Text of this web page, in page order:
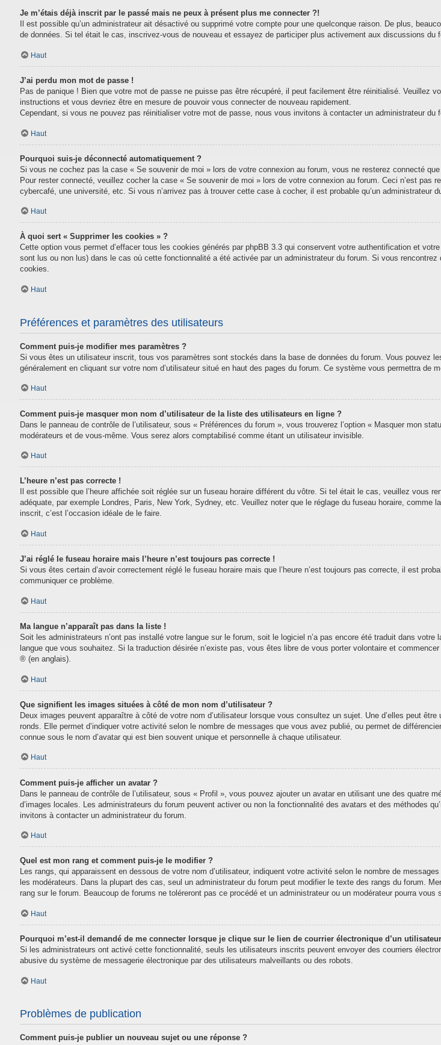
Je m’étais déjà inscrit par le passé mais ne peux à présent plus me connecter ?!
Il est possible qu’un administrateur ait désactivé ou supprimé votre compte pour une quelconque raison. De plus,
de données. Si tel était le cas, inscrivez-vous de nouveau et essayez de participer plus activement aux discussions du
Haut
J’ai perdu mon mot de passe !
Pas de panique ! Bien que votre mot de passe ne puisse pas être récupéré, il peut facilement être réinitialisé. Veuillez
instructions et vous devriez être en mesure de pouvoir vous connecter de nouveau rapidement.
Cependant, si vous ne pouvez pas réinitialiser votre mot de passe, nous vous invitons à contacter un administrateur du
Haut
Pourquoi suis-je déconnecté automatiquement ?
Si vous ne cochez pas la case « Se souvenir de moi » lors de votre connexion au forum, vous ne resterez connecté
Pour rester connecté, veuillez cocher la case « Se souvenir de moi » lors de votre connexion au forum. Ceci n’est
cybercafé, une université, etc. Si vous n’arrivez pas à trouver cette case à cocher, il est probable qu’un administrateur
Haut
À quoi sert « Supprimer les cookies » ?
Cette option vous permet d’effacer tous les cookies générés par phpBB 3.3 qui conservent votre authentification et
sont lus ou non lus) dans le cas où cette fonctionnalité a été activée par un administrateur du forum. Si vous
cookies.
Haut
Préférences et paramètres des utilisateurs
Comment puis-je modifier mes paramètres ?
Si vous êtes un utilisateur inscrit, tous vos paramètres sont stockés dans la base de données du forum. Vous pouvez
généralement en cliquant sur votre nom d’utilisateur situé en haut des pages du forum. Ce système vous permettra de
Haut
Comment puis-je masquer mon nom d’utilisateur de la liste des utilisateurs en ligne ?
Dans le panneau de contrôle de l’utilisateur, sous « Préférences du forum », vous trouverez l’option « Masquer mon
modérateurs et de vous-même. Vous serez alors comptabilisé comme étant un utilisateur invisible.
Haut
L’heure n’est pas correcte !
Il est possible que l’heure affichée soit réglée sur un fuseau horaire différent du vôtre. Si tel était le cas, veuillez vous
adéquate, par exemple Londres, Paris, New York, Sydney, etc. Veuillez noter que le réglage du fuseau horaire, comme
inscrit, c’est l’occasion idéale de le faire.
Haut
J’ai réglé le fuseau horaire mais l’heure n’est toujours pas correcte !
Si vous êtes certain d’avoir correctement réglé le fuseau horaire mais que l’heure n’est toujours pas correcte, il est
communiquer ce problème.
Haut
Ma langue n’apparaît pas dans la liste !
Soit les administrateurs n’ont pas installé votre langue sur le forum, soit le logiciel n’a pas encore été traduit dans
langue que vous souhaitez. Si la traduction désirée n’existe pas, vous êtes libre de vous porter volontaire et
® (en anglais).
Haut
Que signifient les images situées à côté de mon nom d’utilisateur ?
Deux images peuvent apparaître à côté de votre nom d’utilisateur lorsque vous consultez un sujet. Une d’elles peut
ronds. Elle permet d’indiquer votre activité selon le nombre de messages que vous avez publié, ou permet de
connue sous le nom d’avatar qui est bien souvent unique et personnelle à chaque utilisateur.
Haut
Comment puis-je afficher un avatar ?
Dans le panneau de contrôle de l’utilisateur, sous « Profil », vous pouvez ajouter un avatar en utilisant une des quatre
d’images locales. Les administrateurs du forum peuvent activer ou non la fonctionnalité des avatars et des méthodes
invitons à contacter un administrateur du forum.
Haut
Quel est mon rang et comment puis-je le modifier ?
Les rangs, qui apparaissent en dessous de votre nom d’utilisateur, indiquent votre activité selon le nombre de
les modérateurs. Dans la plupart des cas, seul un administrateur du forum peut modifier le texte des rangs du forum.
rang sur le forum. Beaucoup de forums ne toléreront pas ce procédé et un administrateur ou un modérateur pourra
Haut
Pourquoi m’est-il demandé de me connecter lorsque je clique sur le lien de courrier électronique d’un
Si les administrateurs ont activé cette fonctionnalité, seuls les utilisateurs inscrits peuvent envoyer des courriers
abusive du système de messagerie électronique par des utilisateurs malveillants ou des robots.
Haut
Problèmes de publication
Comment puis-je publier un nouveau sujet ou une réponse ?